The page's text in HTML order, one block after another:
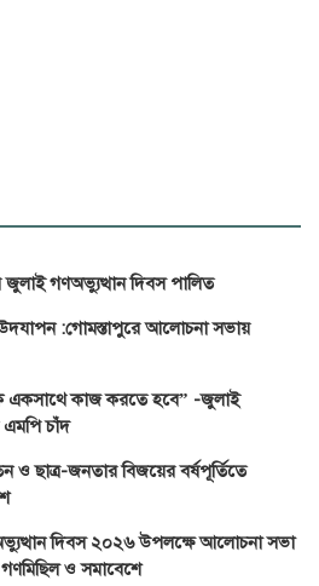
জুলাই গণঅভ্যুত্থান দিবস পালিত
:গোমস্তাপুরে আলোচনা সভায়
একসাথে কাজ করতে হবে” -জুলাই
এমপি চাঁদ
ও ছাত্র-জনতার বিজয়ের বর্ষপূর্তিতে
দিবস ২০২৬ উপলক্ষে আলোচনা সভা
ও সমাবেশে